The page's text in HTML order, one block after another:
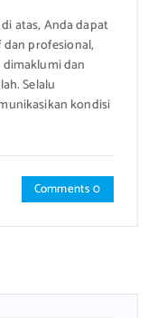
atas, Anda dapat
profesional,
dan
Selalu
kondisi
Comments 0